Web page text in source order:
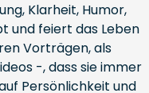
Klarheit, Humor,
und feiert das Leben
Vorträgen, als
-, dass sie immer
Persönlichkeit und